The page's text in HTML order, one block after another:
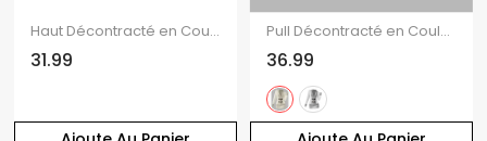
Haut Décontracté en Couleur Contrastée Ceinturé Manches Longues à Col Oblique
31.99
Pull Décontracté en Couleur Contrastée avec Bouton Corne à Col Plongeant
36.99